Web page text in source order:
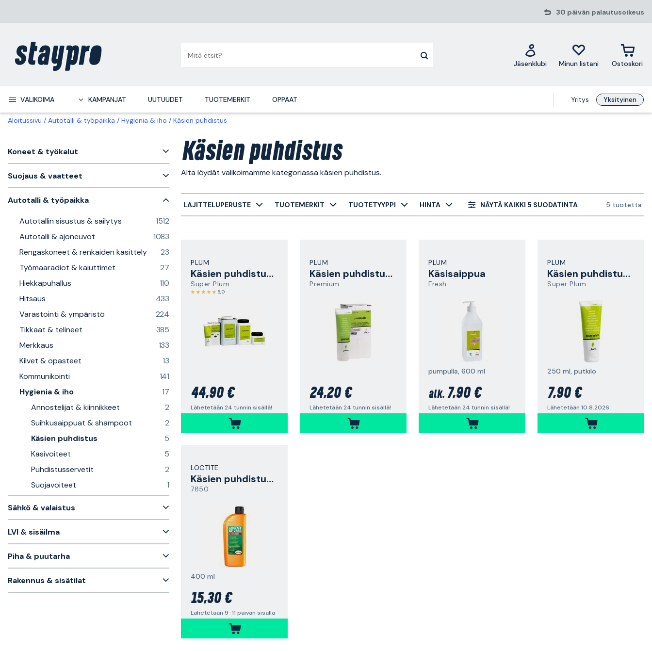
30 päivän palautusoikeus
Jäsenklubi Minun listani Ostoskori
VALIKOIMA KAMPANJAT UUTUUDET TUOTEMERKIT OPPAAT Yritys Yksityinen
Aloitussivu Autotalli & työpaikka Hygienia & iho Käsien puhdistus
Koneet & työkalut
Suojaus & vaatteet
Autotalli & työpaikka
Autotallin sisustus & säilytys
1512
Autotalli & ajoneuvot
1083
Rengaskoneet & renkaiden käsittely
23
Työmaaradiot & kaiuttimet
27
Hiekkapuhallus
110
Hitsaus
433
Varastointi & ympäristö
224
Tikkaat & telineet
385
Merkkaus
133
Kilvet & opasteet
13
Kommunikointi
141
Hygienia & iho
17
Annostelijat & kiinnikkeet
2
Suihkusaippuat & shampoot
2
Käsien puhdistus
5
Käsivoiteet
5
Puhdistusservetit
2
Suojavoiteet
1
Sähkö & valaistus
LVI & sisäilma
Piha & puutarha
Rakennus & sisätilat
Käsien puhdistus
Alta löydät valikoimamme kategoriassa käsien puhdistus.
LAJITTELUPERUSTE TUOTEMERKIT TUOTETYYPPI HINTA NÄYTÄ KAIKKI 5 SUODATINTA 5 tuotetta
PLUM
Käsien puhdistusaine
Super Plum
5,0
44,90 €
Lähetetään 24 tunnin sisällä!
PLUM
Käsien puhdistusaine
Premium
24,20 €
Lähetetään 24 tunnin sisällä!
PLUM
Käsisaippua
Fresh
pumpulla, 600 ml
alk. 7,90 €
Lähetetään 24 tunnin sisällä!
PLUM
Käsien puhdistusaine
Super Plum
250 ml, putkilo
7,90 €
Lähetetään 10.8.2026
LOCTITE
Käsien puhdistusaine
7850
400 ml
15,30 €
Lähetetään 9-11 päivän sisällä